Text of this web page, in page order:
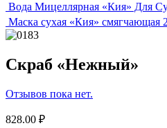
Вода Мицеллярная «Кия» Для
Маска сухая «Кия» смягчающая
Скраб «Нежный»
Отзывов пока нет.
828.00 ₽